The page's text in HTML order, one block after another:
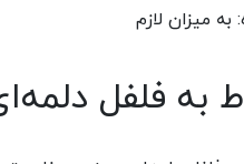
میزان لازم
به فلفل